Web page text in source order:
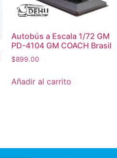
Autobús a Escala 1/72 GM
PD-4104 GM COACH Brasil
$899.00
Añadir al carrito